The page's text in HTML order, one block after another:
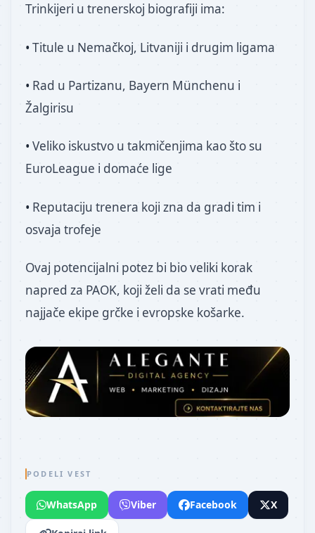
Trinkijeri u trenerskoj biografiji ima:
•Titule u Nemačkoj, Litvaniji i drugim ligama
• Rad u Partizanu, Bayern Münchenu i
Žalgirisu
•Veliko iskustvo u takmičenjima kao što su
EuroLeague i domaće lige
• Reputaciju trenera koji zna da gradi tim i
osvaja trofeje
Ovaj potencijalni potez bi bio veliki korak
napred za PAOK, koji želi da se vrati među
najjače ekipe grčke i evropske košarke.
PODELI VEST
WhatsApp Viber Facebook X